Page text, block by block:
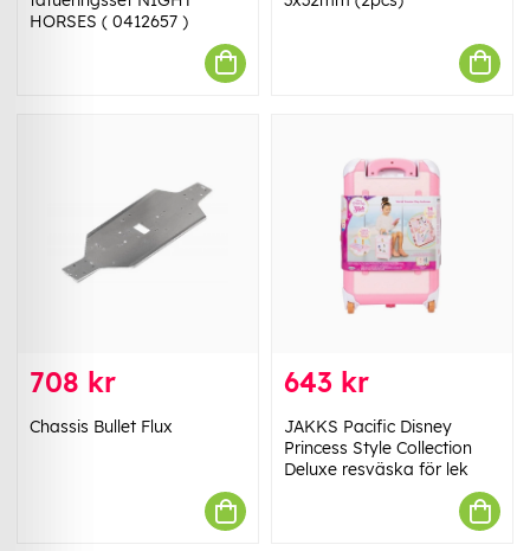
HORSES ( 0412657 )
708 kr
Chassis Bullet Flux
643 kr
JAKKS Pacific Disney
Princess Style Collection
Deluxe resväska för lek